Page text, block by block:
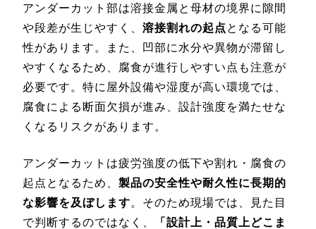
アンダーカット部は溶接金属と母材の境界に隙間
や段差が生じやすく、 溶接割れの起点 となる可能
性があります。また、凹部に水分や異物が滞留し
やすくなるため、腐食が進行しやすい点も注意が
必要です。特に屋外設備や湿度が高い環境では、
腐食による断面欠損が進み、設計強度を満たせな
くなるリスクがあります。
アンダーカットは疲労強度の低下や割れ・腐食の
起点となるため、 製品の安全性や耐久性に長期的
な影響を及ぼします。そのため現場では、見た目
で判断するのではなく、
「設計上・品質上どこま